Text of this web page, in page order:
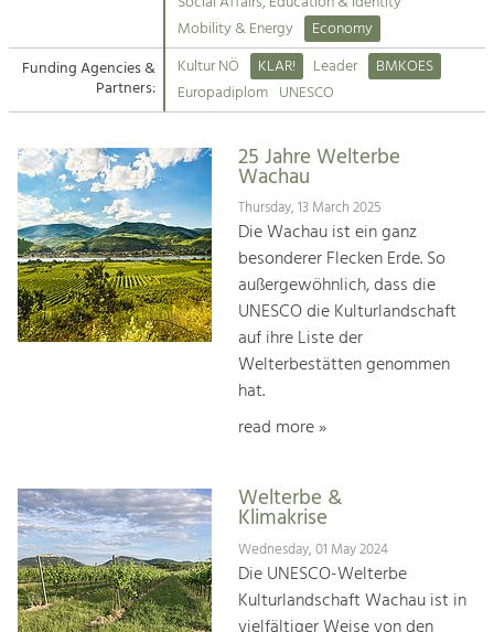
Suche
Impressum
Kontakt
Tourism
Offer Development and Positioning
Art & Culture
Crafts, Science and Research.
Social Affairs, Education
& Identity
Equality, Youth and Integration.
Climate Change, Public Transport and
Increase in Regional Value Added.
Mobility & Energy
Economy
Funding Agencies &
Partners:
Kultur NÖ KLAR! Leader
BMKOES
Europadiplom UNESCO
25 Jahre Welterbe
Wachau
Thursday, 13 March 2025
Die Wachau ist ein ganz
besonderer Flecken Erde. So
außergewöhnlich, dass die
UNESCO die Kulturlandschaft
auf ihre Liste der
Welterbestätten genommen
hat.
read more »
Welterbe &
Klimakrise
Wednesday, 01 May 2024
Die UNESCO-Welterbe
Kulturlandschaft Wachau ist in